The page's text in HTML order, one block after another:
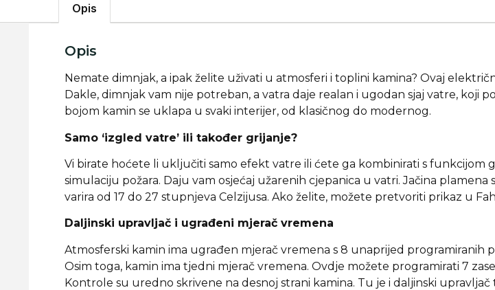
Opis
Opis
Nemate dimnjak, a ipak želite uživati ​​u atmosferi i toplini kamina? Ovaj
Dakle, dimnjak vam nije potreban, a vatra daje realan i ugodan sjaj vatre, koji
bojom kamin se uklapa u svaki interijer, od klasičnog do modernog.
Samo ‘izgled vatre’ ili također grijanje?
Vi birate hoćete li uključiti samo efekt vatre ili ćete ga kombinirati s
simulaciju požara. Daju vam osjećaj užarenih cjepanica u vatri. Jačina
varira od 17 do 27 stupnjeva Celzijusa. Ako želite, možete pretvoriti prikaz u
Daljinski upravljač i ugrađeni mjerač vremena
Atmosferski kamin ima ugrađen mjerač vremena s 8 unaprijed programiranih
Osim toga, kamin ima tjedni mjerač vremena. Ovdje možete programirati 7
Kontrole su uredno skrivene na desnoj strani kamina. Tu je i daljinski